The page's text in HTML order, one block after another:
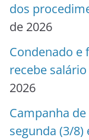
dos
de 2026
Condenado e
recebe
2026
Campanha
segunda (3/